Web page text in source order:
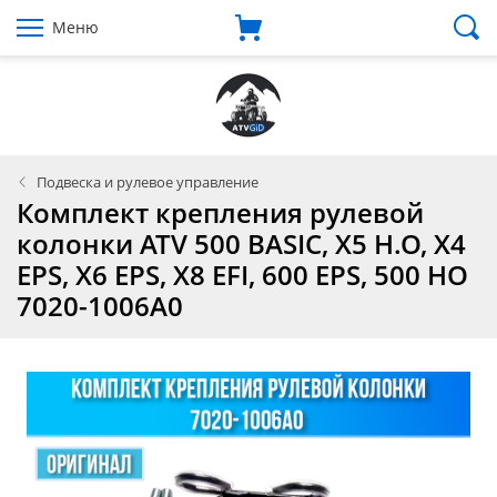
Меню
Подвеска и рулевое управление
Комплект крепления рулевой
колонки ATV 500 BASIC, X5 H.O, X4
EPS, X6 EPS, X8 EFI, 600 EPS, 500 HO
7020-1006A0